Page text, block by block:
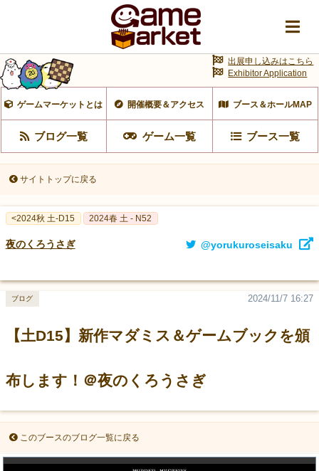
ゲームマーケットとは 開催概要＆アクセス ブース＆ホールMAP
ブログ一覧 ゲーム一覧 ブース一覧
出展申し込みはこちら
Exhibitor Application
サイトトップに戻る
<2024秋 土-D15 2024春 土 - N52
夜のくろうさぎ @yorukuroseisaku
【土D15】新作マダミス＆ゲームブックを頒
布します！＠夜のくろうさぎ
2024/11/7 16:27
ブログ
このブースのブログ一覧に戻る